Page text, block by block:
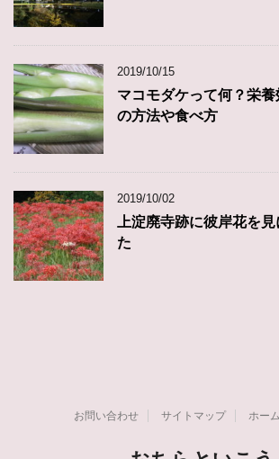
2019/10/15
マコモダケって何？栄
の方法や食べ方
2019/10/02
上淀廃寺跡に彼岸花を
た
お問い合わせ サイトマップ ホーム